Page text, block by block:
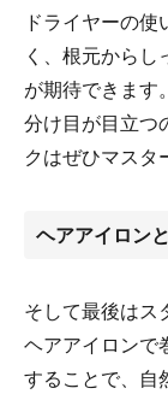
ドライヤーの
く、根元から
が期待できます。
分け目が目立つ
クはぜひマスタ
ヘアアイロン
そして最後はス
ヘアアイロンで
することで、自